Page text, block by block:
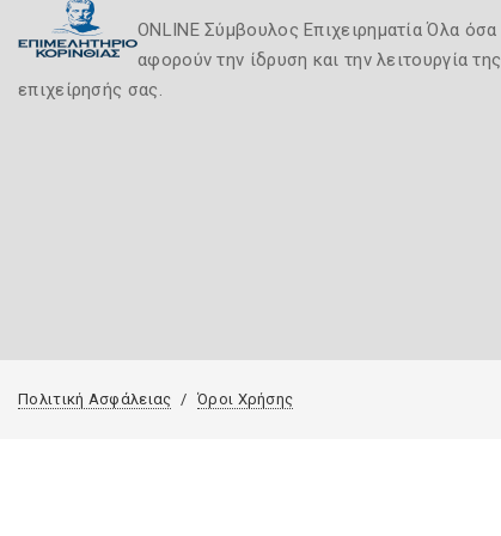
ONLINE Σύμβουλος Επιχειρηματία Όλα όσα
αφορούν την ίδρυση και την λειτουργία της
επιχείρησής σας.
Πολιτική Ασφάλειας Όροι Χρήσης